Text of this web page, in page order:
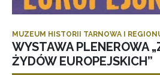
MUZEUM HISTORII TARNOWA I
WYSTAWA PLENEROWA
ŻYDÓW EUROPEJSKICH”